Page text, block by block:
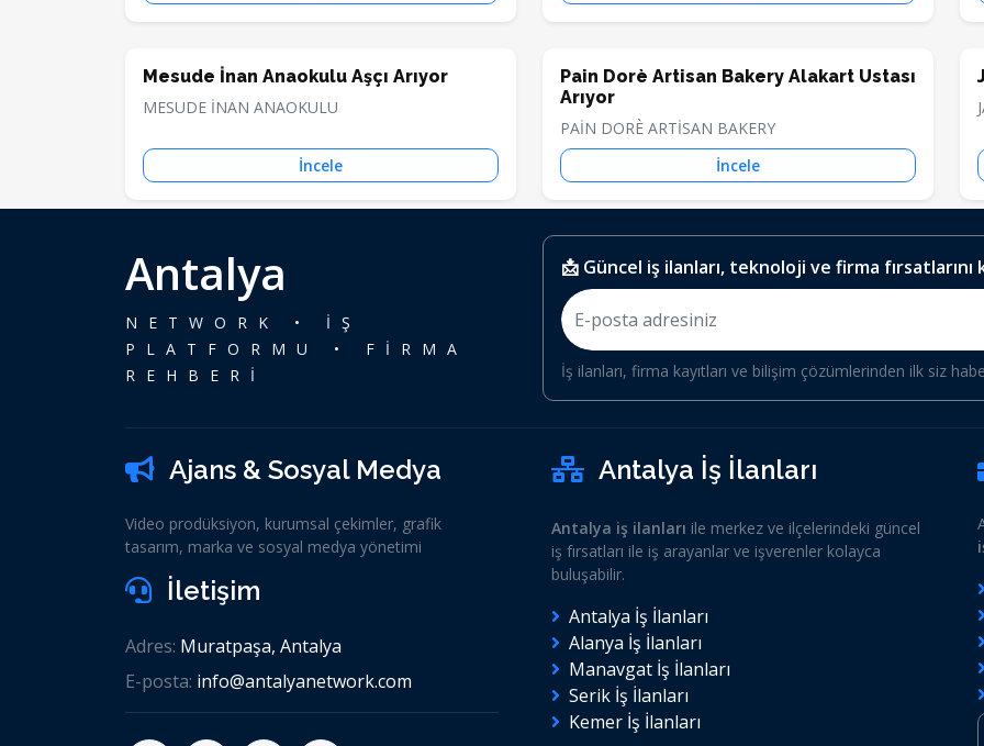
Mesude İnan Anaokulu Aşçı Arıyor
MESUDE İNAN ANAOKULU
İncele
Pain Dorè Artisan Bakery Alakart Ustası
Arıyor
PAİN DORÈ ARTİSAN BAKERY
İncele
Antalya
NETWORK • İŞ
PLATFORMU • FİRMA
REHBERİ
📩 Güncel iş ilanları, teknoloji ve firma fırsatlarını
İş ilanları, firma kayıtları ve bilişim çözümlerinden ilk siz
Ajans & Sosyal Medya
Video prodüksiyon, kurumsal çekimler, grafik
tasarım, marka ve sosyal medya yönetimi
İletişim
Adres: Muratpaşa, Antalya
E-posta: info@antalyanetwork.com
Antalya İş İlanları
Antalya iş ilanları ile merkez ve ilçelerindeki güncel
iş fırsatları ile iş arayanlar ve işverenler kolayca
buluşabilir.
Antalya İş İlanları
Alanya İş İlanları
Manavgat İş İlanları
Serik İş İlanları
Kemer İş İlanları